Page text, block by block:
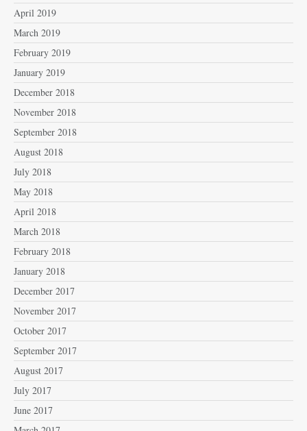
April 2019
March 2019
February 2019
January 2019
December 2018
November 2018
September 2018
August 2018
July 2018
May 2018
April 2018
March 2018
February 2018
January 2018
December 2017
November 2017
October 2017
September 2017
August 2017
July 2017
June 2017